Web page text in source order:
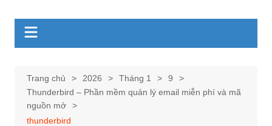
Trang chủ 2026 Tháng 1
9
Thunderbird – Phần mềm quản lý email miễn phí và mã
nguồn mở
thunderbird